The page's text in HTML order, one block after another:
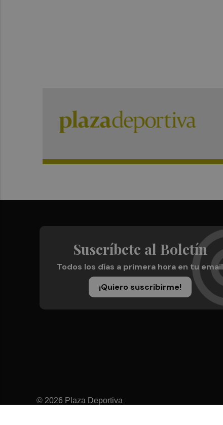
Suscríbete al Boletín
Todos los días a primera hora en tu email
¡Quiero suscribirme!
© 2026 Plaza Deportiva